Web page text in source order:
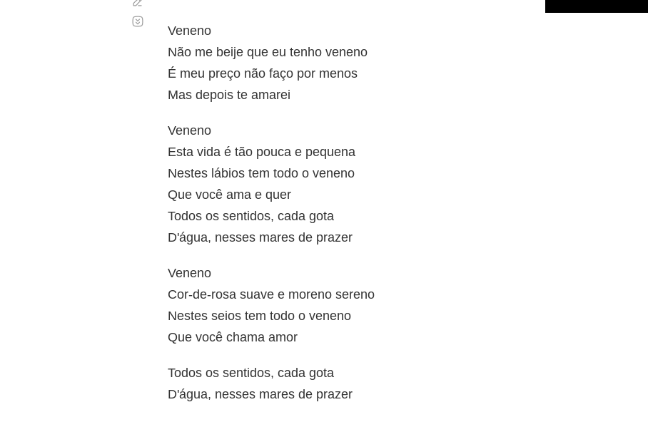
Veneno
Não me beije que eu tenho veneno
É meu preço não faço por menos
Mas depois te amarei
Veneno
Esta vida é tão pouca e pequena
Nestes lábios tem todo o veneno
Que você ama e quer
Todos os sentidos, cada gota
D'água, nesses mares de prazer
Veneno
Cor-de-rosa suave e moreno sereno
Nestes seios tem todo o veneno
Que você chama amor
Todos os sentidos, cada gota
D'água, nesses mares de prazer
automático